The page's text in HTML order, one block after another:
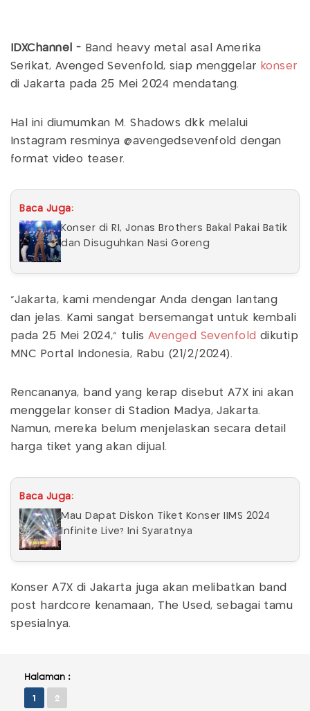
IDXChannel - Band heavy metal asal Amerika
Serikat, Avenged Sevenfold, siap menggelar konser
di Jakarta pada 25 Mei 2024 mendatang.
Hal ini diumumkan M. Shadows dkk melalui
Instagram resminya @avengedsevenfold dengan
format video teaser.
Baca Juga:
Konser di RI, Jonas Brothers Bakal Pakai Batik
dan Disuguhkan Nasi Goreng
"Jakarta, kami mendengar Anda dengan lantang
dan jelas. Kami sangat bersemangat untuk kembali
pada 25 Mei 2024," tulis Avenged Sevenfold dikutip
MNC Portal Indonesia, Rabu (21/2/2024).
Rencananya, band yang kerap disebut A7X ini akan
menggelar konser di Stadion Madya, Jakarta.
Namun, mereka belum menjelaskan secara detail
harga tiket yang akan dijual.
Baca Juga:
Mau Dapat Diskon Tiket Konser IIMS 2024
Infinite Live? Ini Syaratnya
Konser A7X di Jakarta juga akan melibatkan band
post hardcore kenamaan, The Used, sebagai tamu
spesialnya.
Halaman :
1 2